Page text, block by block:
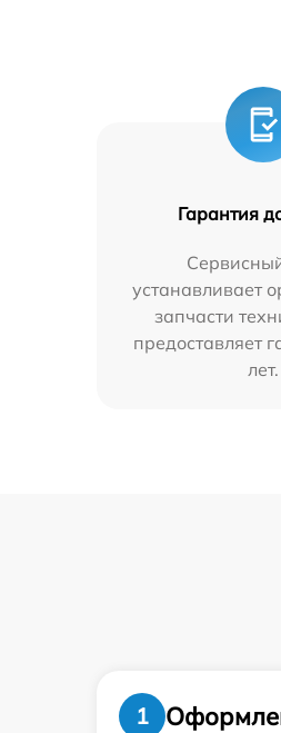
Гарантия
устанавливает
запчасти
предоставляет
лет.
1